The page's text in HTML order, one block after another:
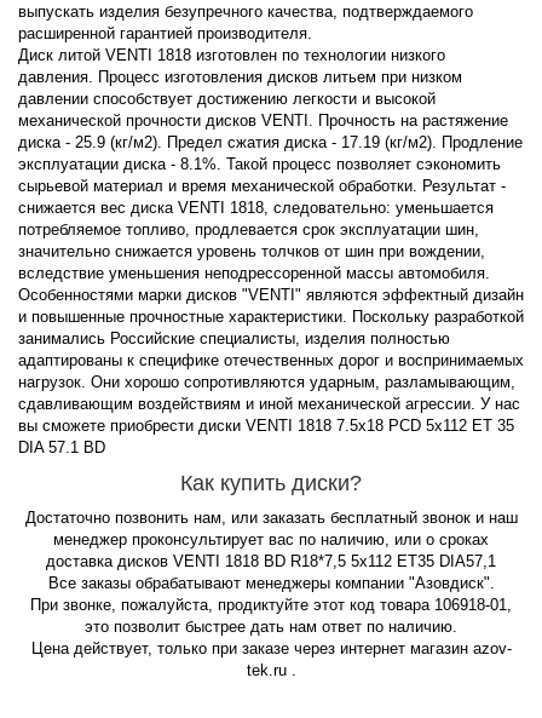
выпускать изделия безупречного качества, подтверждаемого
расширенной гарантией производителя.
Диск литой VENTI 1818 изготовлен по технологии низкого
давления. Процесс изготовления дисков литьем при низком
давлении способствует достижению легкости и высокой
механической прочности дисков VENTI. Прочность на растяжение
диска - 25.9 (кг/м2). Предел сжатия диска - 17.19 (кг/м2). Продление
эксплуатации диска - 8.1%. Такой процесс позволяет сэкономить
сырьевой материал и время механической обработки. Результат -
снижается вес диска VENTI 1818, следовательно: уменьшается
потребляемое топливо, продлевается срок эксплуатации шин,
значительно снижается уровень толчков от шин при вождении,
вследствие уменьшения неподрессоренной массы автомобиля.
Особенностями марки дисков "VENTI" являются эффектный дизайн
и повышенные прочностные характеристики. Поскольку разработкой
занимались Российские специалисты, изделия полностью
адаптированы к специфике отечественных дорог и воспринимаемых
нагрузок. Они хорошо сопротивляются ударным, разламывающим,
сдавливающим воздействиям и иной механической агрессии. У нас
вы сможете приобрести диски VENTI 1818 7.5x18 PCD 5x112 ET 35
DIA 57.1 BD
Как купить диски?
Достаточно позвонить нам, или заказать бесплатный звонок и наш
менеджер проконсультирует вас по наличию, или о сроках
доставка дисков VENTI 1818 BD R18*7,5 5x112 ET35 DIA57,1
Все заказы обрабатывают менеджеры компании "Азовдиск".
При звонке, пожалуйста, продиктуйте этот код товара 106918-01,
это позволит быстрее дать нам ответ по наличию.
Цена действует, только при заказе через интернет магазин azov-
tek.ru .